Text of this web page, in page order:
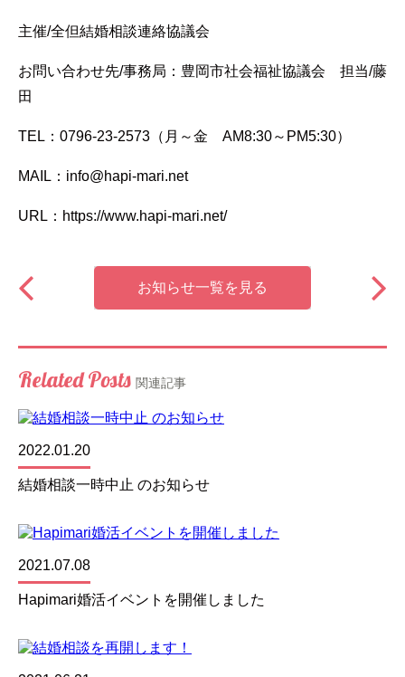
主催/全但結婚相談連絡協議会
お問い合わせ先/事務局：豊岡市社会福祉協議会 担当/藤
田
TEL：0796-23-2573（月～金 AM8:30～PM5:30）
MAIL：info@hapi-mari.net
URL：https://www.hapi-mari.net/
お知らせ一覧を見る
Related Posts 関連記事
2022.01.20
結婚相談一時中止 のお知らせ
2021.07.08
Hapimari婚活イベントを開催しました